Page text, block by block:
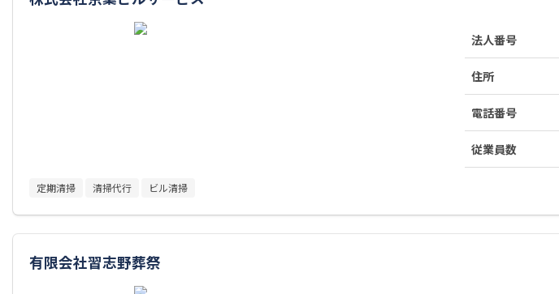
法人番号
住所
電話番号
従業員数
定期清掃 清掃代行 ビル清掃
有限会社習志野葬祭